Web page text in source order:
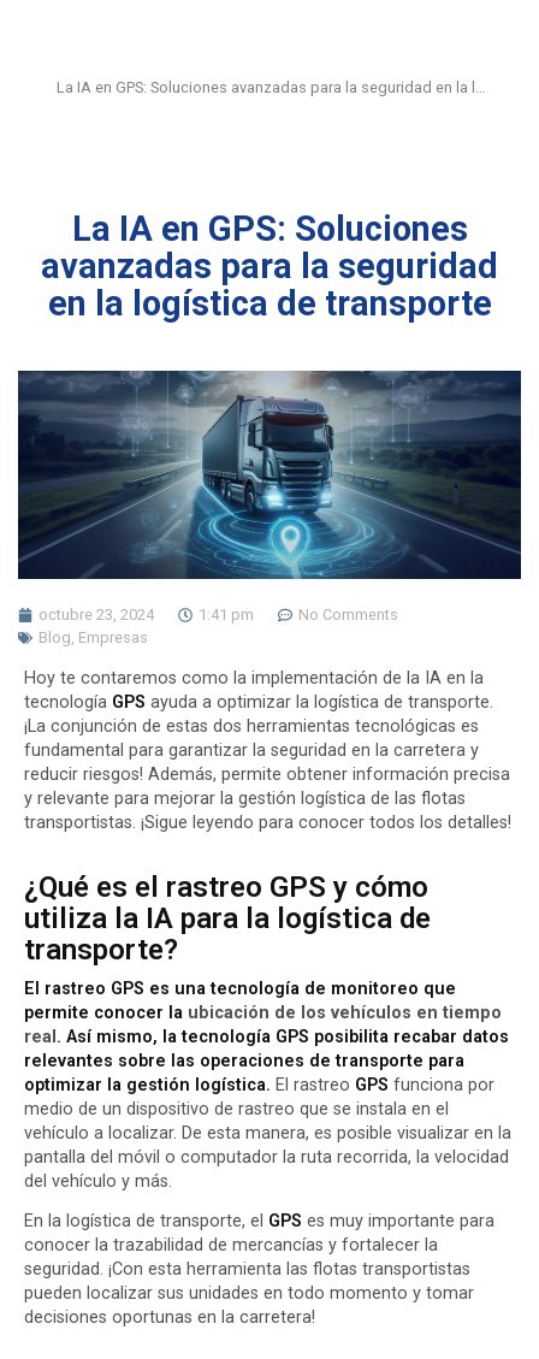
La IA en GPS: Soluciones avanzadas para la seguridad en la l…
La IA en GPS: Soluciones
avanzadas para la seguridad
en la logística de transporte
octubre 23, 2024 1:41 pm
No Comments
Blog, Empresas
Hoy te contaremos como la implementación de la IA en la
tecnología GPS ayuda a optimizar la logística de transporte.
¡La conjunción de estas dos herramientas tecnológicas es
fundamental para garantizar la seguridad en la carretera y
reducir riesgos! Además, permite obtener información precisa
y relevante para mejorar la gestión logística de las flotas
transportistas. ¡Sigue leyendo para conocer todos los detalles!
¿Qué es el rastreo GPS y cómo
utiliza la IA para la logística de
transporte?
El rastreo GPS es una tecnología de monitoreo que
permite conocer la ubicación de los vehículos en tiempo
real . Así mismo, la tecnología GPS posibilita recabar datos
relevantes sobre las operaciones de transporte para
optimizar la gestión logística. El rastreo GPS funciona por
medio de un dispositivo de rastreo que se instala en el
vehículo a localizar. De esta manera, es posible visualizar en la
pantalla del móvil o computador la ruta recorrida, la velocidad
del vehículo y más.
En la logística de transporte, el GPS es muy importante para
conocer la trazabilidad de mercancías y fortalecer la
seguridad. ¡Con esta herramienta las flotas transportistas
pueden localizar sus unidades en todo momento y tomar
decisiones oportunas en la carretera!